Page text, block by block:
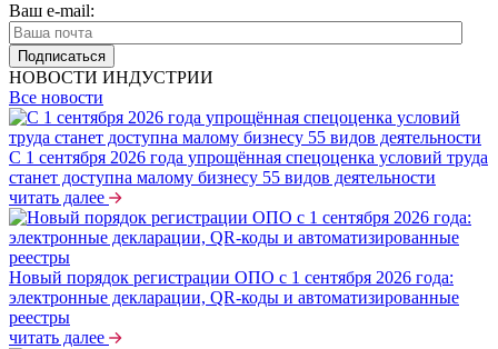
Ваш e-mail:
НОВОСТИ ИНДУСТРИИ
Все новости
С 1 сентября 2026 года упрощённая спецоценка условий труда
станет доступна малому бизнесу 55 видов деятельности
читать далее
Новый порядок регистрации ОПО с 1 сентября 2026 года:
электронные декларации, QR-коды и автоматизированные
реестры
читать далее